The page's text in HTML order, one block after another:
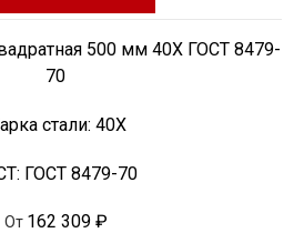
500 мм 40Х ГОСТ 8479-
70
стали: 40Х
ГОСТ 8479-70
От 162 309 ₽